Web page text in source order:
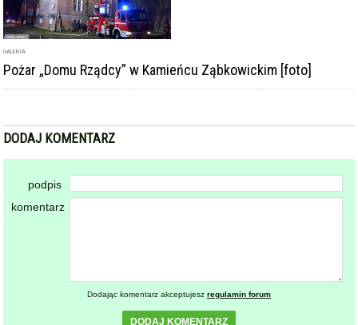
GALERIA
Pożar „Domu Rządcy” w Kamieńcu Ząbkowickim [foto]
DODAJ KOMENTARZ
podpis
komentarz
Dodając komentarz akceptujesz regulamin forum
DODAJ KOMENTARZ